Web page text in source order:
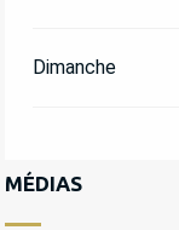
Dimanche
MÉDIAS